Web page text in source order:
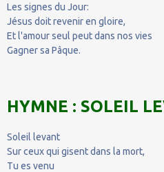
Les signes du Jour:
Jésus doit revenir en gloire,
Et l'amour seul peut dans nos vies
Gagner sa Pâque.
HYMNE : SOLEIL
Soleil levant
Sur ceux qui gisent dans la mort,
Tu es venu